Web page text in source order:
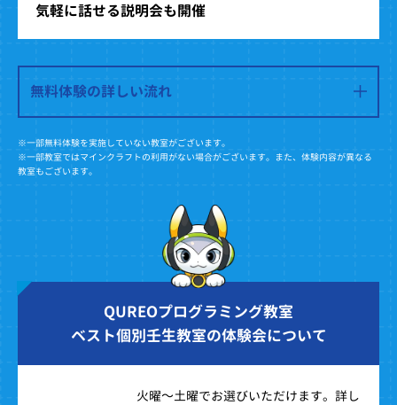
気軽に話せる説明会も開催
無料体験の詳しい流れ
※一部無料体験を実施していない教室がございます。
※一部教室ではマインクラフトの利用がない場合がございます。また、体験内容が異なる
教室もございます。
QUREOプログラミング教室
ベスト個別壬生教室の体験会について
火曜～土曜でお選びいただけます。詳し